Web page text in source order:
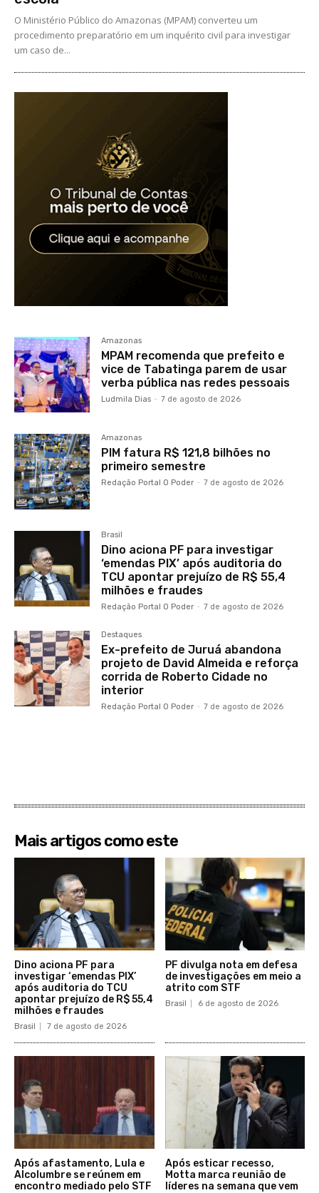
O Ministério Público do Amazonas (MPAM) converteu um
procedimento preparatório em um inquérito civil para investigar
um caso de...
Amazonas
MPAM recomenda que prefeito e
vice de Tabatinga parem de usar
verba pública nas redes pessoais
Ludmila Dias - 7 de agosto de 2026
Amazonas
PIM fatura R$ 121,8 bilhões no
primeiro semestre
Redação Portal O Poder - 7 de agosto de 2026
Brasil
Dino aciona PF para investigar
‘emendas PIX’ após auditoria do
TCU apontar prejuízo de R$ 55,4
milhões e fraudes
Redação Portal O Poder - 7 de agosto de 2026
Destaques
Ex-prefeito de Juruá abandona
projeto de David Almeida e reforça
corrida de Roberto Cidade no
interior
Redação Portal O Poder - 7 de agosto de 2026
Mais artigos como este
Dino aciona PF para
investigar ‘emendas PIX’
após auditoria do TCU
apontar prejuízo de R$ 55,4
milhões e fraudes
Brasil 7 de agosto de 2026
PF divulga nota em defesa
de investigações em meio a
atrito com STF
Brasil 6 de agosto de 2026
Após afastamento, Lula e
Alcolumbre se reúnem em
encontro mediado pelo STF
Após esticar recesso,
Motta marca reunião de
líderes na semana que vem